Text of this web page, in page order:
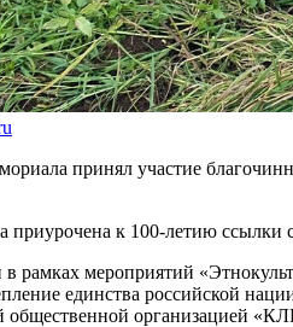
принял участие
приурочена к 100-летию
рамках мероприятий
единства российской
общественной организацией